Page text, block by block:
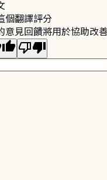
個翻譯評分
意見回饋將用於協助改